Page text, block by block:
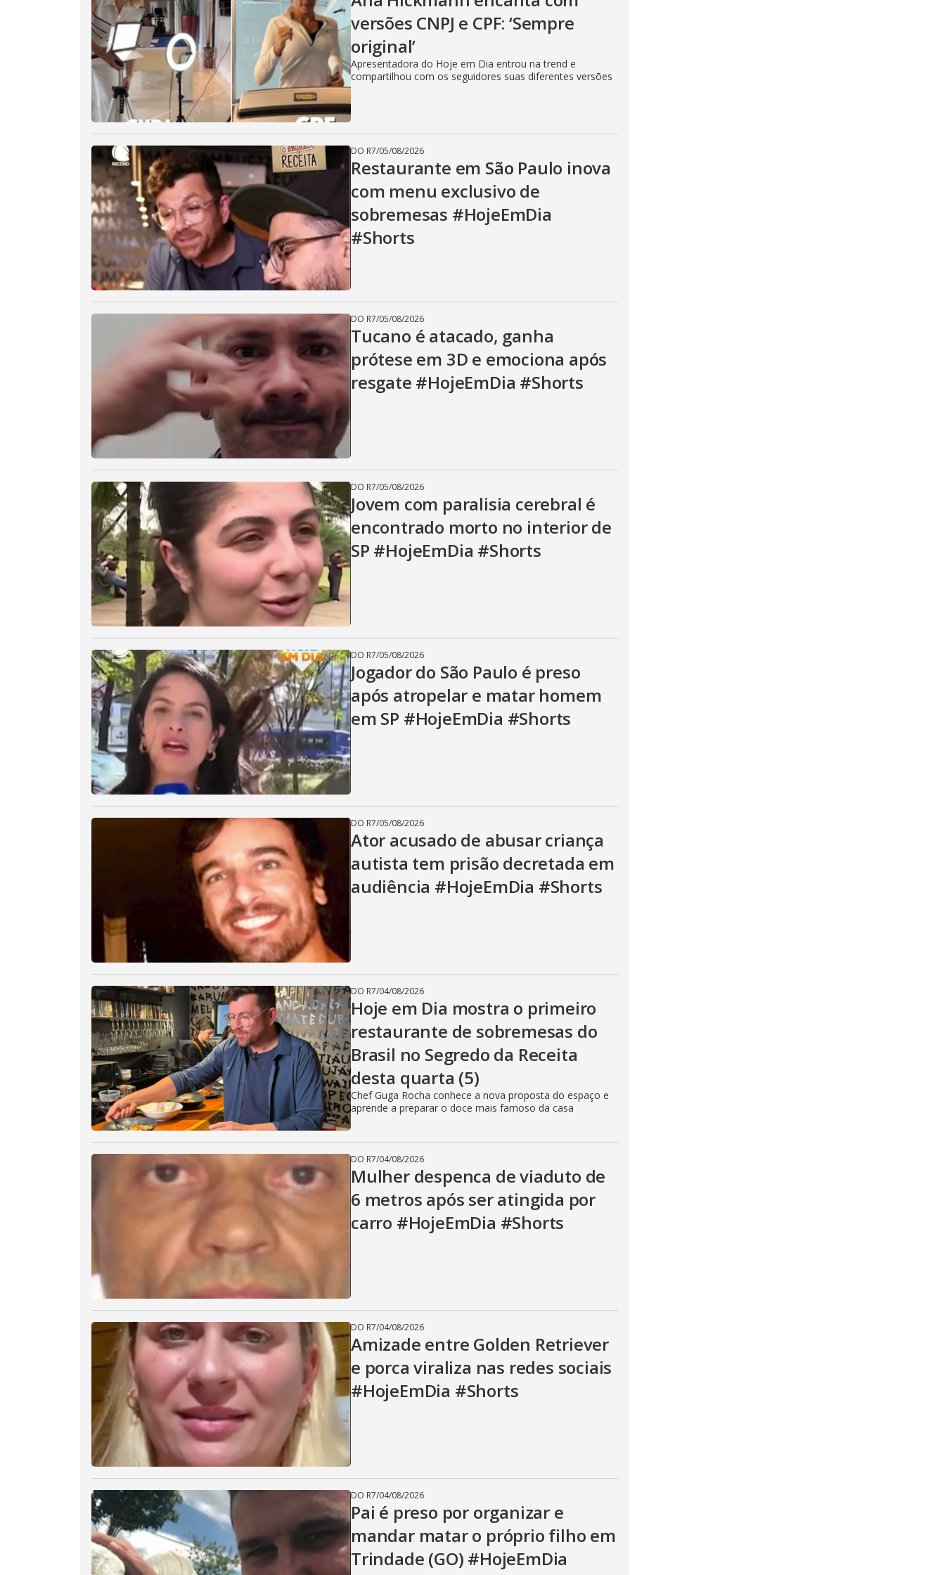
V
i
d
e
o
versões CNPJ e CPF: ‘Sempre
original’
Apresentadora do Hoje em Dia entrou na trend e
compartilhou com os seguidores suas diferentes versões
DO R7/05/08/2026
Restaurante em São Paulo inova
com menu exclusivo de
sobremesas #HojeEmDia
#Shorts
DO R7/05/08/2026
Tucano é atacado, ganha
prótese em 3D e emociona após
resgate #HojeEmDia #Shorts
DO R7/05/08/2026
Jovem com paralisia cerebral é
encontrado morto no interior de
SP #HojeEmDia #Shorts
DO R7/05/08/2026
Jogador do São Paulo é preso
após atropelar e matar homem
em SP #HojeEmDia #Shorts
DO R7/05/08/2026
Ator acusado de abusar criança
autista tem prisão decretada em
audiência #HojeEmDia #Shorts
DO R7/04/08/2026
Hoje em Dia mostra o primeiro
restaurante de sobremesas do
Brasil no Segredo da Receita
desta quarta (5)
Chef Guga Rocha conhece a nova proposta do espaço e
aprende a preparar o doce mais famoso da casa
DO R7/04/08/2026
Mulher despenca de viaduto de
6 metros após ser atingida por
carro #HojeEmDia #Shorts
DO R7/04/08/2026
Amizade entre Golden Retriever
e porca viraliza nas redes sociais
#HojeEmDia #Shorts
DO R7/04/08/2026
Pai é preso por organizar e
mandar matar o próprio filho em
Trindade (GO) #HojeEmDia